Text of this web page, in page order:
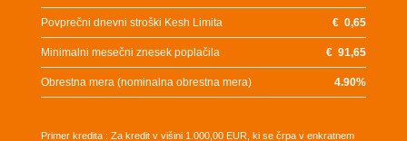
Povprečni dnevni stroški Kesh Limita €0,65
Minimalni mesečni znesek poplačila €91,65
Obrestna mera (nominalna obrestna mera) 4.90%
Primer kredita : Za kredit v višini 1.000,00 EUR, ki se črpa v enkratnem